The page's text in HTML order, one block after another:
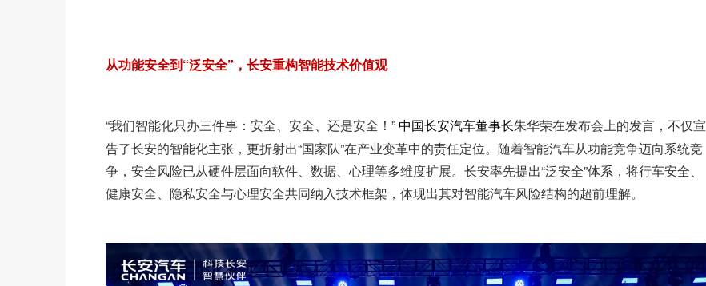
从功能安全到“泛安全”，长安重构智能技术价值观
“我们智能化只办三件事：安全、安全、还是安全！” 中国长安汽车董事长朱华荣在发布会上的发言，不仅宣
告了长安的智能化主张，更折射出“国家队”在产业变革中的责任定位。随着智能汽车从功能竞争迈向系统竞
争，安全风险已从硬件层面向软件、数据、心理等多维度扩展。长安率先提出“泛安全”体系，将行车安全、
健康安全、隐私安全与心理安全共同纳入技术框架，体现出其对智能汽车风险结构的超前理解。